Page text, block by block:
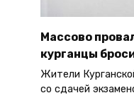
Массово
курганцы
Жители
со сдачей